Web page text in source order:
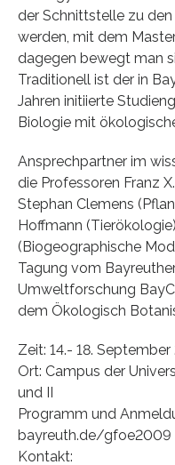
der Schnittstelle zu
werden, mit dem
dagegen bewegt man
Traditionell ist der in
Jahren initiierte
Biologie mit
Ansprechpartner im
die Professoren Franz
Stephan Clemens
Hoffmann
(Biogeographische
Tagung vom
Umweltforschung
dem Ökologisch
Zeit: 14.- 18.
Ort: Campus der
und II
Programm und
bayreuth.de/gfoe2009
Kontakt: